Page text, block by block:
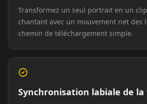
Transformez un seul portrait en un
chantant avec un mouvement net des
chemin de téléchargement simple.
Synchronisation labiale de la